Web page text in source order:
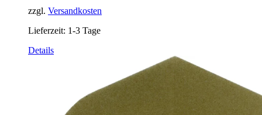
zzgl. Versandkosten
Lieferzeit: 1-3 Tage
Details